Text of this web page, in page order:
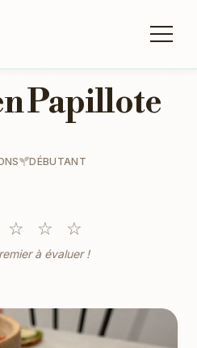
Papillote
DÉBUTANT
☆ ☆ ☆
à évaluer !